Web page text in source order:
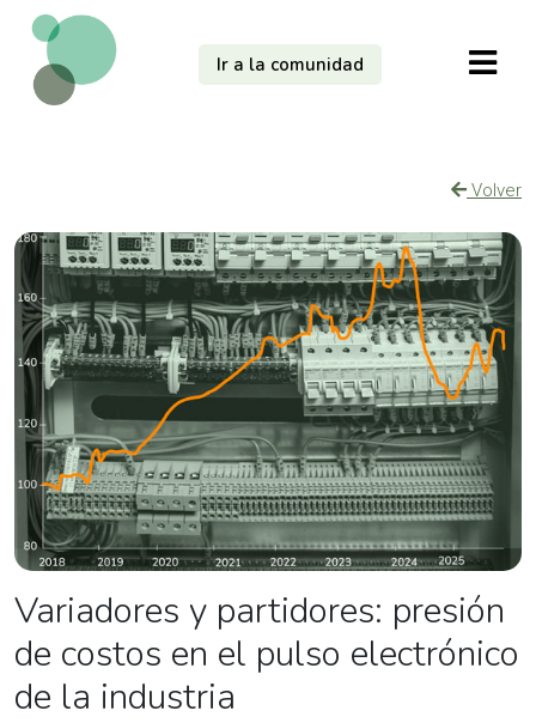
Ir a la comunidad
Volver
Variadores y partidores: presión
de costos en el pulso electrónico
de la industria